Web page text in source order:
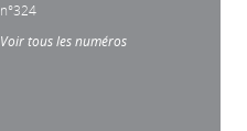
n°324
Voir tous les numéros